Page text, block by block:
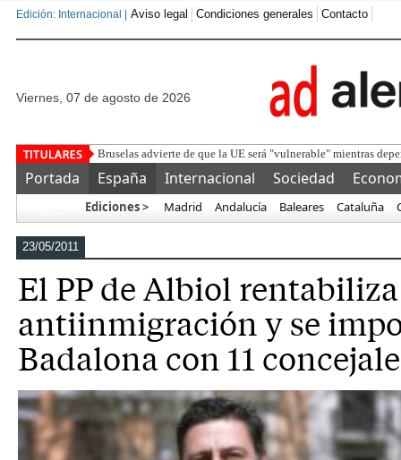
Edición: Internacional | Aviso legal Condiciones generales Contacto
viernes, 07 de agosto de 2026
Detenido un marroquí tr
Portada España Internacional Sociedad
Ediciones > Madrid Andalucía Baleares Cataluña
23/05/2011
El PP de Albiol
antiinmigración y se
Badalona con 11